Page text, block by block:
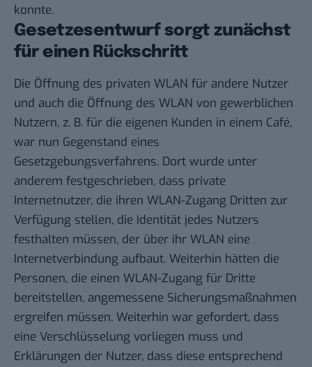
konnte.
Gesetzesentwurf sorgt zunächst
für einen Rückschritt
Die Öffnung des privaten WLAN für andere Nutzer
und auch die Öffnung des WLAN von gewerblichen
Nutzern, z. B. für die eigenen Kunden in einem Café,
war nun Gegenstand eines
Gesetzgebungsverfahrens. Dort wurde unter
anderem festgeschrieben, dass private
Internetnutzer, die ihren WLAN-Zugang Dritten zur
Verfügung stellen, die Identität jedes Nutzers
festhalten müssen, der über ihr WLAN eine
Internetverbindung aufbaut. Weiterhin hätten die
Personen, die einen WLAN-Zugang für Dritte
bereitstellen, angemessene Sicherungsmaßnahmen
ergreifen müssen. Weiterhin war gefordert, dass
eine Verschlüsselung vorliegen muss und
Erklärungen der Nutzer, dass diese entsprechend